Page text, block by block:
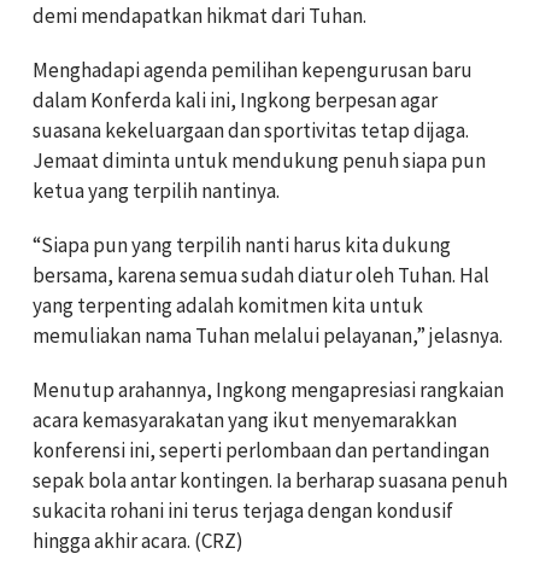
demi mendapatkan hikmat dari Tuhan.
Menghadapi agenda pemilihan kepengurusan baru
dalam Konferda kali ini, Ingkong berpesan agar
suasana kekeluargaan dan sportivitas tetap dijaga.
Jemaat diminta untuk mendukung penuh siapa pun
ketua yang terpilih nantinya.
“Siapa pun yang terpilih nanti harus kita dukung
bersama, karena semua sudah diatur oleh Tuhan. Hal
yang terpenting adalah komitmen kita untuk
memuliakan nama Tuhan melalui pelayanan,” jelasnya.
Menutup arahannya, Ingkong mengapresiasi rangkaian
acara kemasyarakatan yang ikut menyemarakkan
konferensi ini, seperti perlombaan dan pertandingan
sepak bola antar kontingen. Ia berharap suasana penuh
sukacita rohani ini terus terjaga dengan kondusif
hingga akhir acara. (CRZ)